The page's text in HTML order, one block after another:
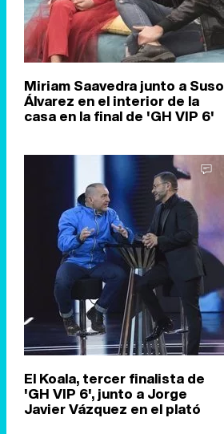
Miriam Saavedra junto a Suso
Álvarez en el interior de la
casa en la final de 'GH VIP 6'
El Koala, tercer finalista de
'GH VIP 6', junto a Jorge
Javier Vázquez en el plató